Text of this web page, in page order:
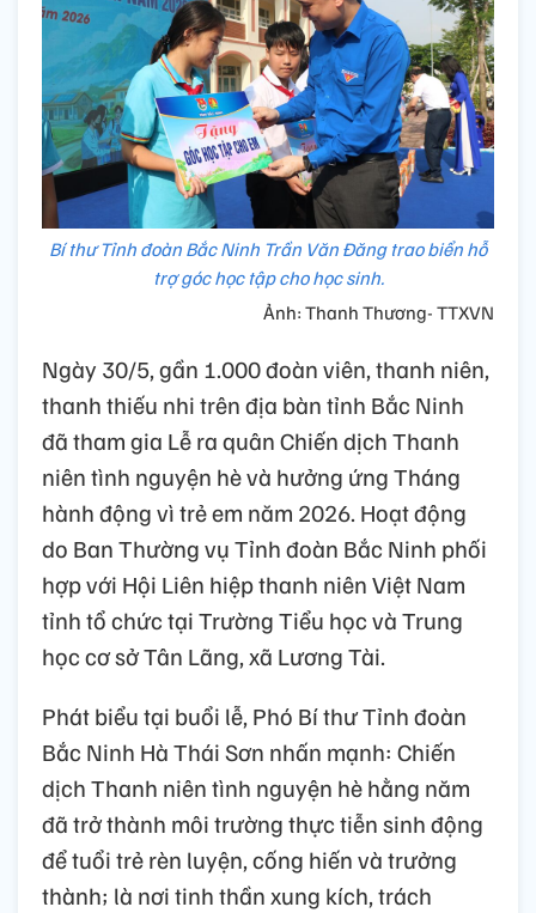
Bí thư Tỉnh đoàn Bắc Ninh Trần Văn Đăng trao biển hỗ
trợ góc học tập cho học sinh.
Ảnh: Thanh Thương- TTXVN
Ngày 30/5, gần 1.000 đoàn viên, thanh niên,
thanh thiếu nhi trên địa bàn tỉnh Bắc Ninh
đã tham gia Lễ ra quân Chiến dịch Thanh
niên tình nguyện hè và hưởng ứng Tháng
hành động vì trẻ em năm 2026. Hoạt động
do Ban Thường vụ Tỉnh đoàn Bắc Ninh phối
hợp với Hội Liên hiệp thanh niên Việt Nam
tỉnh tổ chức tại Trường Tiểu học và Trung
học cơ sở Tân Lãng, xã Lương Tài.
Phát biểu tại buổi lễ, Phó Bí thư Tỉnh đoàn
Bắc Ninh Hà Thái Sơn nhấn mạnh: Chiến
dịch Thanh niên tình nguyện hè hằng năm
đã trở thành môi trường thực tiễn sinh động
để tuổi trẻ rèn luyện, cống hiến và trưởng
thành; là nơi tinh thần xung kích, trách